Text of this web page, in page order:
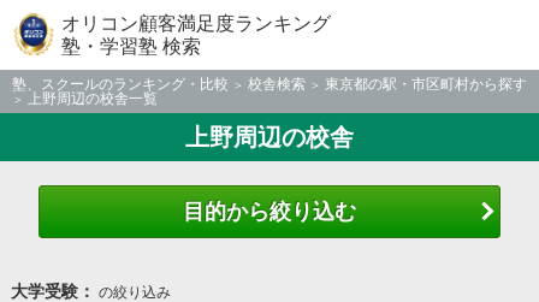
オリコン顧客満足度ランキング
塾・学習塾 検索
塾、スクールのランキング・比較 校舎検索
東京都の駅・市区町村から探す
上野周辺の校舎一覧
上野周辺の校舎
目的から絞り込む
大学受験： の絞り込み